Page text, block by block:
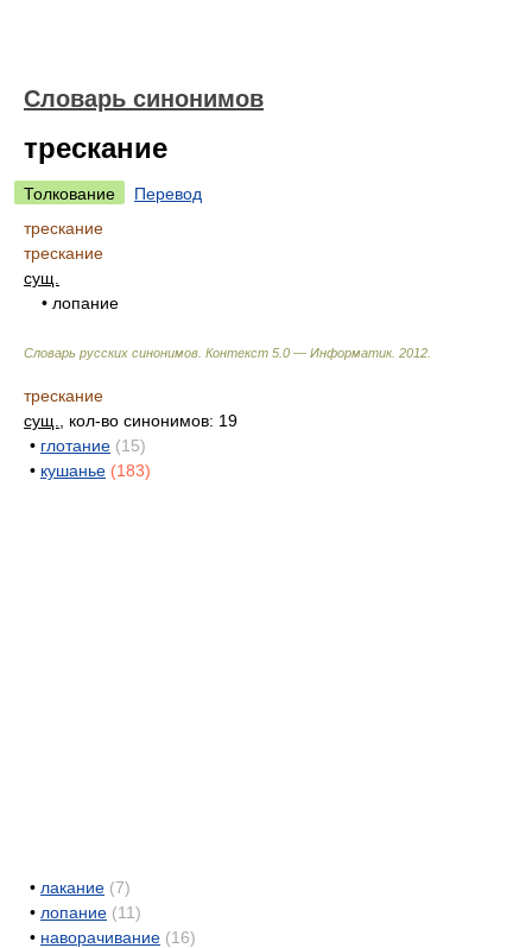
Словарь синонимов
трескание
Толкование
Перевод
трескание
трескание
сущ.
• лопание
Словарь русских синонимов. Контекст 5.0 — Информатик. 2012
трескание
сущ.
, кол-во синонимов: 19
• глотание (15)
• кушанье (183)
• лакание (7)
• лопание (11)
• наворачивание (16)